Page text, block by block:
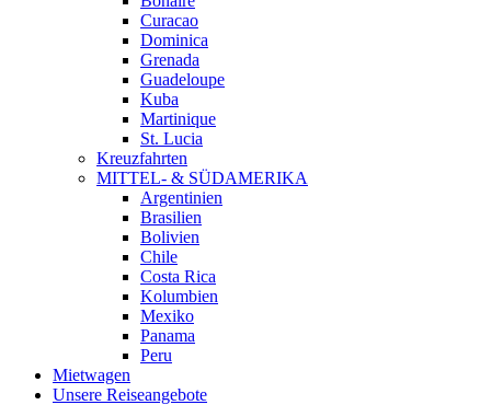
Curacao
Dominica
Grenada
Guadeloupe
Kuba
Martinique
St. Lucia
Kreuzfahrten
MITTEL- & SÜDAMERIKA
Argentinien
Brasilien
Bolivien
Chile
Costa Rica
Kolumbien
Mexiko
Panama
Peru
Mietwagen
Unsere Reiseangebote